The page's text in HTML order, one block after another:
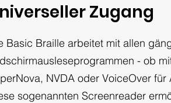
Zugang
Basic Braille arbeitet mit allen
- ob
NVDA oder VoiceOver für
sogenannten Screenreader